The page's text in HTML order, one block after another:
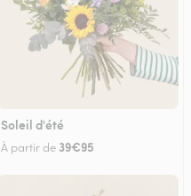
Soleil d'été
À partir de 39€95